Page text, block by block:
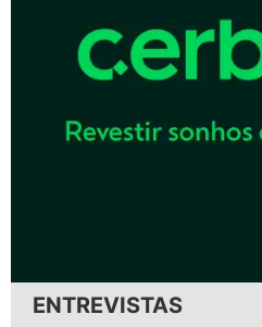
ENTREVISTAS